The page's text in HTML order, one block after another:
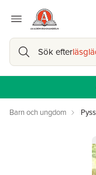
Sök efter
Barn och ungdom